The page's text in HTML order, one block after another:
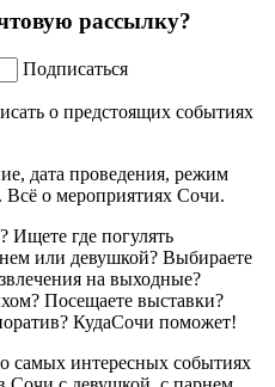
рассылку?
Подписаться
о предстоящих событиях
дата проведения, режим
о мероприятиях Сочи.
Ищете где погулять
или девушкой? Выбираете
на выходные?
Посещаете выставки?
КудаСочи поможет!
самых интересных событиях